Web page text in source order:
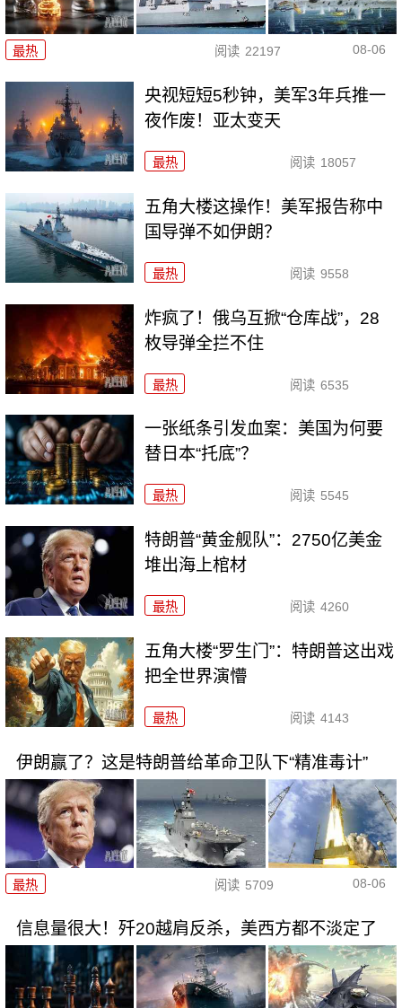
最热 阅读 22197 08-06
央视短短5秒钟，美军3年兵推一
夜作废！亚太变天
最热 阅读 18057
五角大楼这操作！美军报告称中
国导弹不如伊朗？
最热 阅读 9558
炸疯了！俄乌互掀“仓库战”，28
枚导弹全拦不住
最热 阅读 6535
一张纸条引发血案：美国为何要
替日本“托底”？
最热 阅读 5545
特朗普“黄金舰队”：2750亿美金
堆出海上棺材
最热 阅读 4260
五角大楼“罗生门”：特朗普这出戏
把全世界演懵
最热 阅读 4143
伊朗赢了？这是特朗普给革命卫队下“精准毒计”
最热 阅读 5709 08-06
信息量很大！歼20越肩反杀，美西方都不淡定了